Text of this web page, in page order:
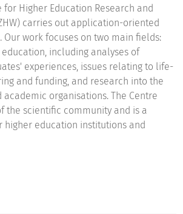
for Higher Education Research and
carries out application-oriented
work focuses on two main fields:
including analyses of
experiences, issues relating to life-
and funding, and research into the
organisations. The Centre
the scientific community and is a
higher education institutions and